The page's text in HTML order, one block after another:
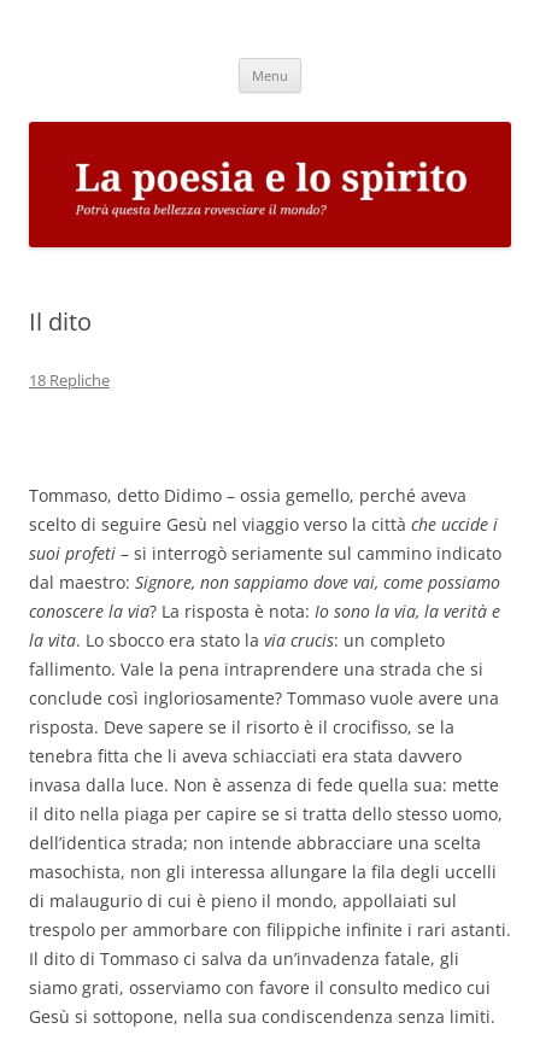
Menu
Il dito
18 Repliche
Tommaso, detto Didimo – ossia gemello, perché aveva
scelto di seguire Gesù nel viaggio verso la città che uccide i
suoi profeti – si interrogò seriamente sul cammino indicato
dal maestro: Signore, non sappiamo dove vai, come possiamo
conoscere la via? La risposta è nota: Io sono la via, la verità e
la vita. Lo sbocco era stato la via crucis: un completo
fallimento. Vale la pena intraprendere una strada che si
conclude così ingloriosamente? Tommaso vuole avere una
risposta. Deve sapere se il risorto è il crocifisso, se la
tenebra fitta che li aveva schiacciati era stata davvero
invasa dalla luce. Non è assenza di fede quella sua: mette
il dito nella piaga per capire se si tratta dello stesso uomo,
dell’identica strada; non intende abbracciare una scelta
masochista, non gli interessa allungare la fila degli uccelli
di malaugurio di cui è pieno il mondo, appollaiati sul
trespolo per ammorbare con filippiche infinite i rari astanti.
Il dito di Tommaso ci salva da un’invadenza fatale, gli
siamo grati, osserviamo con favore il consulto medico cui
Gesù si sottopone, nella sua condiscendenza senza limiti.